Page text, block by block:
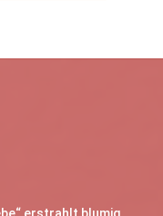
erstrahlt blumig